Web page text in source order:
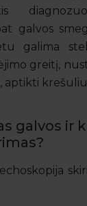
galvos
galima
greitį,
aptikti
galvos ir